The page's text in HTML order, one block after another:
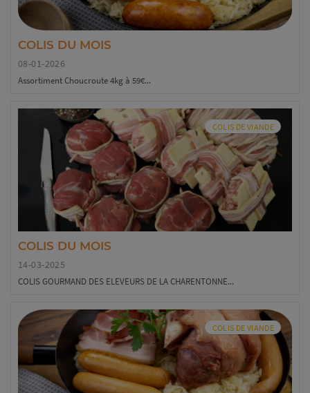
COLIS DU MOIS
08-01-2026
Assortiment Choucroute 4kg à 59€...
COLIS DE VIANDE
COLIS DU MOIS
14-03-2025
COLIS GOURMAND DES ELEVEURS DE LA CHARENTONNE...
COLIS DE VIANDE